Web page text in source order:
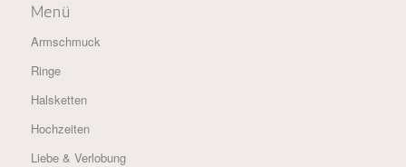
Menü
Armschmuck
Ringe
Halsketten
Hochzeiten
Liebe & Verlobung